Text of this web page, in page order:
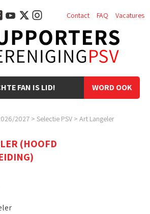
WORD OOK
FAN IS LID!
Contact FAQ Vacatures
2027 > Selectie PSV > Art Langeler
(HOOFD